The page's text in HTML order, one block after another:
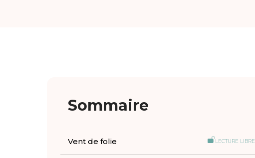
Sommaire
Vent de folie LECTURE LIBRE